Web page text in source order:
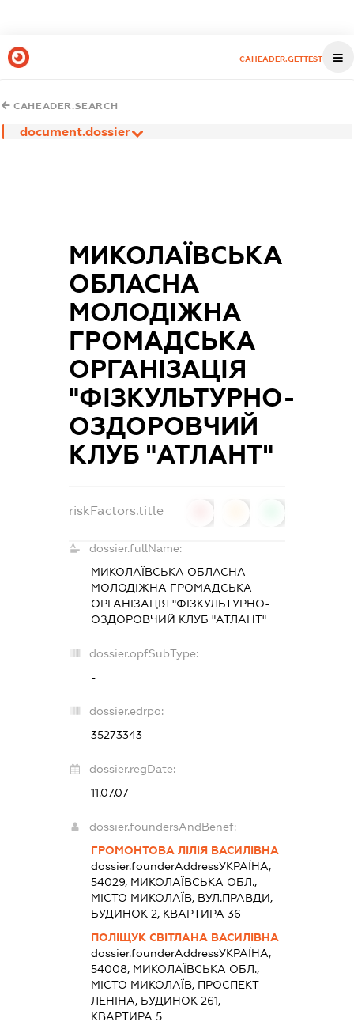
CAHEADER.GETTEST
CAHEADER.SEARCH
document.dossier
МИКОЛАЇВСЬКА
ОБЛАСНА
МОЛОДІЖНА
ГРОМАДСЬКА
ОРГАНІЗАЦІЯ
"ФІЗКУЛЬТУРНО-
ОЗДОРОВЧИЙ
КЛУБ "АТЛАНТ"
riskFactors.title
dossier.fullName:
МИКОЛАЇВСЬКА ОБЛАСНА
МОЛОДІЖНА ГРОМАДСЬКА
ОРГАНІЗАЦІЯ "ФІЗКУЛЬТУРНО-
ОЗДОРОВЧИЙ КЛУБ "АТЛАНТ"
dossier.opfSubType:
-
dossier.edrpo:
35273343
dossier.regDate:
11.07.07
dossier.foundersAndBenef:
ГРОМОНТОВА ЛІЛІЯ ВАСИЛІВНА
dossier.founderAddressУКРАЇНА,
54029, МИКОЛАЇВСЬКА ОБЛ.,
МІСТО МИКОЛАЇВ, ВУЛ.ПРАВДИ,
БУДИНОК 2, КВАРТИРА 36
ПОЛІЩУК СВІТЛАНА ВАСИЛІВНА
dossier.founderAddressУКРАЇНА,
54008, МИКОЛАЇВСЬКА ОБЛ.,
МІСТО МИКОЛАЇВ, ПРОСПЕКТ
ЛЕНІНА, БУДИНОК 261,
КВАРТИРА 5